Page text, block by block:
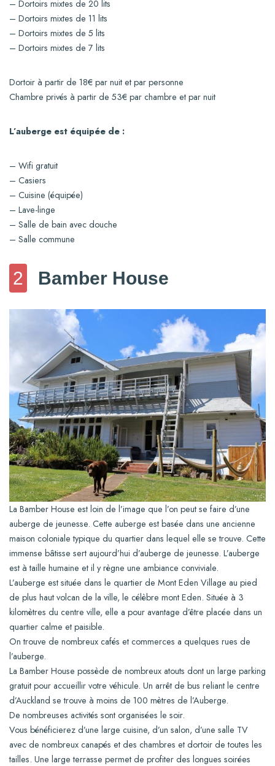
– Dortoirs mixtes de 20 lits
– Dortoirs mixtes de 11 lits
– Dortoirs mixtes de 5 lits
– Dortoirs mixtes de 7 lits
Dortoir à partir de 18€ par nuit et par personne
Chambre privés à partir de 53€ par chambre et par nuit
L’auberge est équipée de :
– Wifi gratuit
– Casiers
– Cuisine (équipée)
– Lave-linge
– Salle de bain avec douche
– Salle commune
2 Bamber House
La Bamber House est loin de l’image que l’on peut se faire d’une
auberge de jeunesse. Cette auberge est basée dans une ancienne
maison coloniale typique du quartier dans lequel elle se trouve. Cette
immense bâtisse sert aujourd’hui d’auberge de jeunesse. L’auberge
est à taille humaine et il y règne une ambiance conviviale.
L’auberge est située dans le quartier de Mont Eden Village au pied
de plus haut volcan de la ville, le célèbre mont Eden. Située à 3
kilomètres du centre ville, elle a pour avantage d’être placée dans un
quartier calme et paisible.
On trouve de nombreux cafés et commerces a quelques rues de
l’auberge.
La Bamber House possède de nombreux atouts dont un large parking
gratuit pour accueillir votre véhicule. Un arrêt de bus reliant le centre
d’Auckland se trouve à moins de 100 mètres de l’Auberge.
De nombreuses activités sont organisées le soir.
Vous bénéficierez d’une large cuisine, d’un salon, d’une salle TV
avec de nombreux canapés et des chambres et dortoir de toutes les
tailles. Une large terrasse permet de profiter des longues soirées